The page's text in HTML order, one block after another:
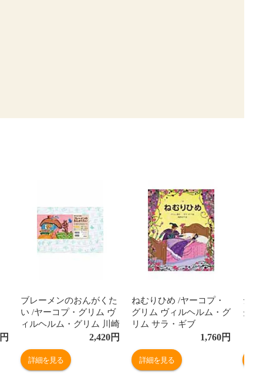
円
ブレーメンのおんがくた
い /ヤーコプ・グリム ヴ
ィルヘルム・グリム 川崎
2,420円
詳細を見る
ねむりひめ /ヤーコプ・
グリム ヴィルヘルム・グ
リム サラ・ギブ
1,760円
詳細を見る
シン
グリ